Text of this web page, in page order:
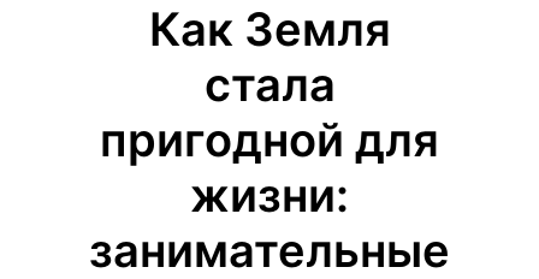
Как Земля
стала
пригодной для
жизни:
занимательные